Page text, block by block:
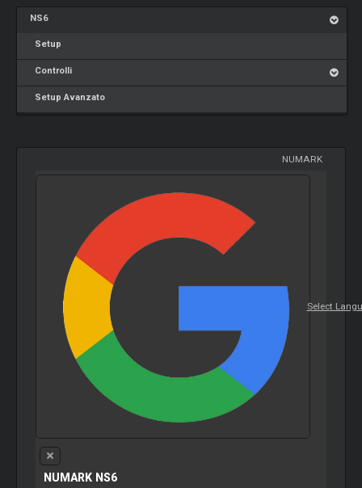
NS6
Setup
Controlli
Setup Avanzato
NUMARK
Select
NUMARK NS6